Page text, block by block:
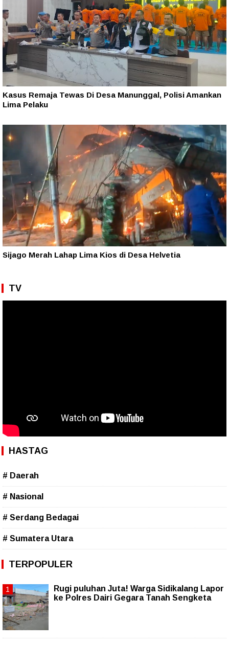
Kasus Remaja Tewas Di Desa Manunggal, Polisi Amankan
Lima Pelaku
Sijago Merah Lahap Lima Kios di Desa Helvetia
TV
HASTAG
# Daerah
# Nasional
# Serdang Bedagai
# Sumatera Utara
TERPOPULER
Rugi puluhan Juta! Warga Sidikalang Lapor
ke Polres Dairi Gegara Tanah Sengketa